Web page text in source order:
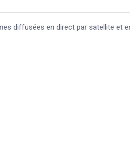
diffusées en direct par satellite et